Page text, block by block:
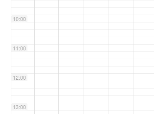
10:00
11:00
12:00
13:00